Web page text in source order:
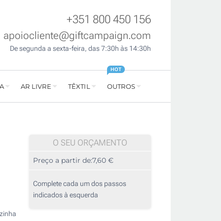
+351 800 450 156
apoiocliente@giftcampaign.com
De segunda a sexta-feira, das 7:30h às 14:30h
AR LIVRE TÊXTIL OUTROS
HOT
O SEU ORÇAMENTO
Preço a partir de:7,60 €
Complete cada um dos passos
indicados à esquerda